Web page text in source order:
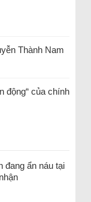
Thành Nam
động“ của chính
đang ẩn náu tại